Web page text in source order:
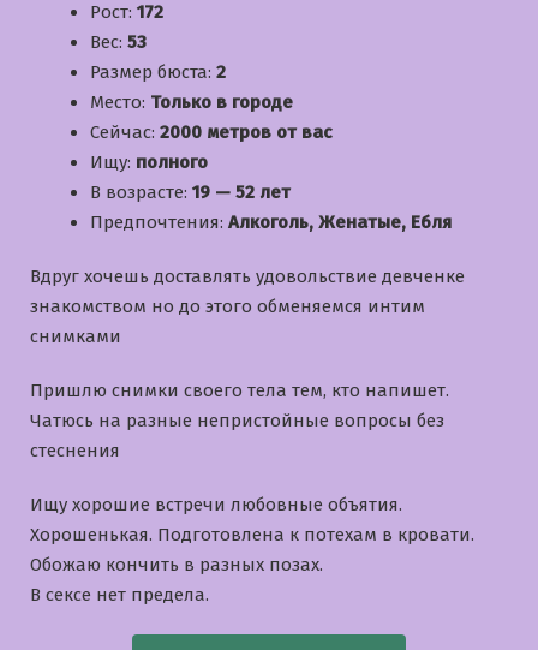
Рост: 172
Вес: 53
Размер бюста: 2
Место: Только в городе
Сейчас: 2000 метров от вас
Ищу: полного
В возрасте: 19 — 52 лет
Предпочтения: Алкоголь, Женатые, Ебля
Вдруг хочешь доставлять удовольствие девченке
знакомством но до этого обменяемся интим
снимками
Пришлю снимки своего тела тем, кто напишет.
Чатюсь на разные непристойные вопросы без
стеснения
Ищу хорошие встречи любовные объятия.
Хорошенькая. Подготовлена к потехам в кровати.
Обожаю кончить в разных позах.
В сексе нет предела.